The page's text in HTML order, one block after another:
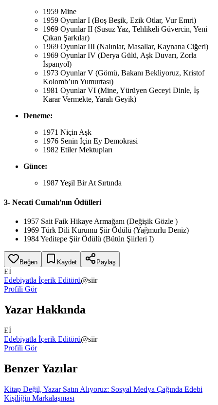
1959 Mine
1959 Oyunlar I (Boş Beşik, Ezik Otlar, Vur Emri)
1969 Oyunlar II (Susuz Yaz, Tehlikeli Güvercin, Yeni
Çıkan Şarkılar)
1969 Oyunlar III (Nalınlar, Masallar, Kaynana Ciğeri)
1969 Oyunlar IV (Derya Gülü, Aşk Duvarı, Zorla
İspanyol)
1973 Oyunlar V (Gömü, Bakanı Bekliyoruz, Kristof
Kolomb’un Yumurtası)
1981 Oyunlar VI (Mine, Yürüyen Geceyi Dinle, İş
Karar Vermekte, Yaralı Geyik)
Deneme:
1971 Niçin Aşk
1976 Senin İçin Ey Demokrasi
1982 Etiler Mektupları
Günce:
1987 Yeşil Bir At Sırtında
3- Necati Cumalı'nın Ödülleri
1957 Sait Faik Hikaye Armağanı (Değişik Gözle )
1969 Türk Dili Kurumu Şiir Ödülü (Yağmurlu Deniz)
1984 Yeditepe Şiir Ödülü (Bütün Şiirleri I)
Beğen Kaydet Paylaş
Eİ
Edebiyatla İçerik Editörü@siir
Profili Gör
Yazar Hakkında
Eİ
Edebiyatla İçerik Editörü@siir
Profili Gör
Benzer Yazılar
Kitap Değil, Yazar Satın Alıyoruz: Sosyal Medya Çağında Edebi
Kişiliğin Markalaşması